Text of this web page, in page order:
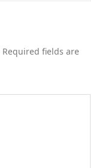
Required fields are